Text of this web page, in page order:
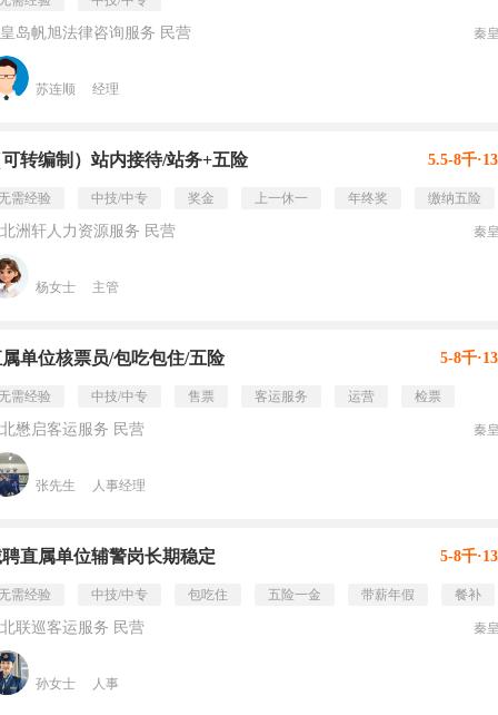
岛帆旭法律咨询服务 民营 秦
苏连顺 经理
转编制）站内接待/站务+五险 5.5-8千
需经验 中技/中专 奖金 上一休一 年终奖 缴纳五险
洲轩人力资源服务 民营 秦
杨女士 主管
单位核票员/包吃包住/五险 5-8千
需经验 中技/中专 售票 客运服务 运营 检票
懋启客运服务 民营 秦
张先生 人事经理
直属单位辅警岗长期稳定 5-8千
需经验 中技/中专 包吃住 五险一金 带薪年假 餐补
联巡客运服务 民营 秦
孙女士 人事